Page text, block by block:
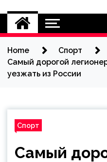
Home
Спорт
Самый дорогой
уезжать из России
Спорт
Самый